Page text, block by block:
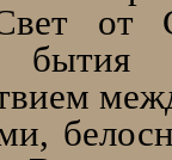
от
бытия